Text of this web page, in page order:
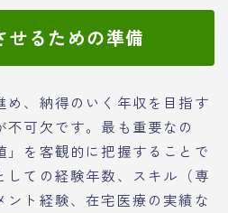
せるための準備
め、納得のいく年収を目指す
可欠です。最も重要なの
」を客観的に把握することで
しての経験年数、スキル（専
ント経験、在宅医療の実績な